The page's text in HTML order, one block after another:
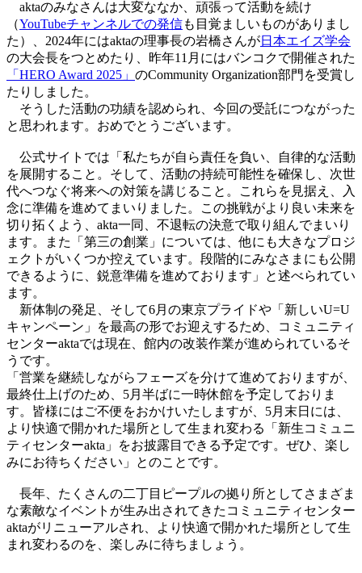
aktaのみなさんは大変ななか、頑張って活動を続け
（YouTubeチャンネルでの発信も目覚ましいものがありまし
た）、2024年にはaktaの理事長の岩橋さんが日本エイズ学会
の大会長をつとめたり、昨年11月にはバンコクで開催された
「HERO Award 2025」 のCommunity Organization部門を受賞し
たりしました。
そうした活動の功績を認められ、今回の受託につながった
と思われます。おめでとうございます。
公式サイトでは「私たちが自ら責任を負い、自律的な活動
を展開すること。そして、活動の持続可能性を確保し、次世
代へつなぐ将来への対策を講じること。これらを見据え、入
念に準備を進めてまいりました。この挑戦がより良い未来を
切り拓くよう、akta一同、不退転の決意で取り組んでまいり
ます。また「第三の創業」については、他にも大きなプロジ
ェクトがいくつか控えています。段階的にみなさまにも公開
できるように、鋭意準備を進めております」と述べられてい
ます。
新体制の発足、そして6月の東京プライドや「新しいU=U
キャンペーン」を最高の形でお迎えするため、コミュニティ
センターaktaでは現在、館内の改装作業が進められているそ
うです。
「営業を継続しながらフェーズを分けて進めておりますが、
最終仕上げのため、5月半ばに一時休館を予定しておりま
す。皆様にはご不便をおかけいたしますが、5月末日には、
より快適で開かれた場所として生まれ変わる「新生コミュニ
ティセンターakta」をお披露目できる予定です。ぜひ、楽し
みにお待ちください」とのことです。
長年、たくさんの二丁目ピープルの拠り所としてさまざま
な素敵なイベントが生み出されてきたコミュニティセンター
aktaがリニューアルされ、より快適で開かれた場所として生
まれ変わるのを、楽しみに待ちましょう。